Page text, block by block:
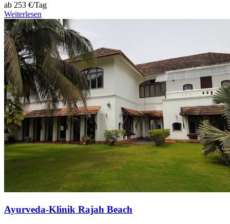
ab 253 €/Tag
Weiterlesen
Ayurveda-Klinik Rajah Beach